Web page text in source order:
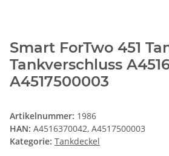
Smart ForTwo 451
Tankverschluss
A4517500003
Artikelnummer: 1986
HAN: A4516370042, A4517500003
Kategorie: Tankdeckel